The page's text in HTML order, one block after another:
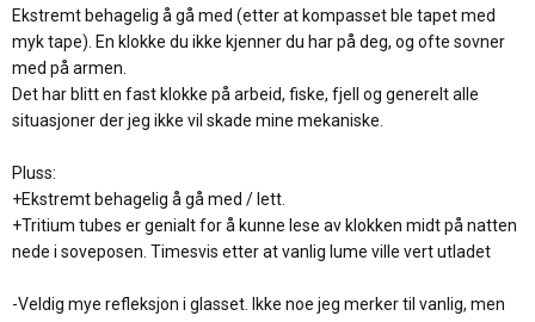
Ekstremt behagelig å gå med (etter at kompasset ble tapet med
myk tape). En klokke du ikke kjenner du har på deg, og ofte sovner
med på armen.
Det har blitt en fast klokke på arbeid, fiske, fjell og generelt alle
situasjoner der jeg ikke vil skade mine mekaniske.
Pluss:
+Ekstremt behagelig å gå med / lett.
+Tritium tubes er genialt for å kunne lese av klokken midt på natten
nede i soveposen. Timesvis etter at vanlig lume ville vert utladet
-Veldig mye refleksjon i glasset. Ikke noe jeg merker til vanlig, men